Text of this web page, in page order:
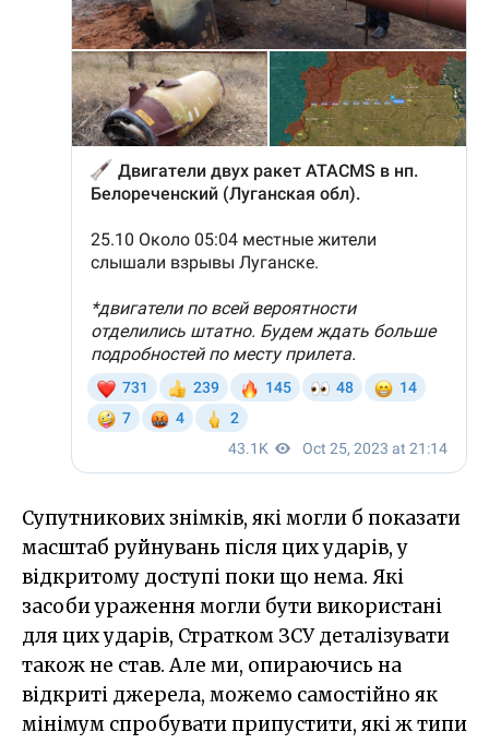
Супутникових знімків, які могли б показати
масштаб руйнувань після цих ударів, у
відкритому доступі поки що нема. Які
засоби ураження могли бути використані
для цих ударів, Стратком ЗСУ деталізувати
також не став. Але ми, опираючись на
відкриті джерела, можемо самостійно як
мінімум спробувати припустити, які ж типи